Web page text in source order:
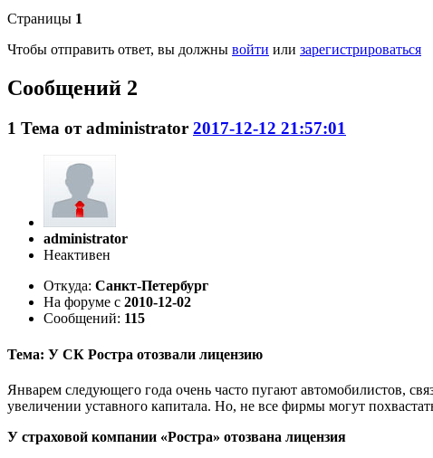
Страницы 1
Чтобы отправить ответ, вы должны войти или зарегистрироваться
Сообщений 2
1 Тема отadministrator 2017-12-12 21:57:01
administrator
Неактивен
Откуда: Санкт-Петербург
На форуме с 2010-12-02
Сообщений: 115
Тема: У СК Ростра отозвали лицензию
Январем следующего года очень часто пугают автомобилистов,
увеличении уставного капитала. Но, не все фирмы могут
У страховой компании «Ростра» отозвана лицензия